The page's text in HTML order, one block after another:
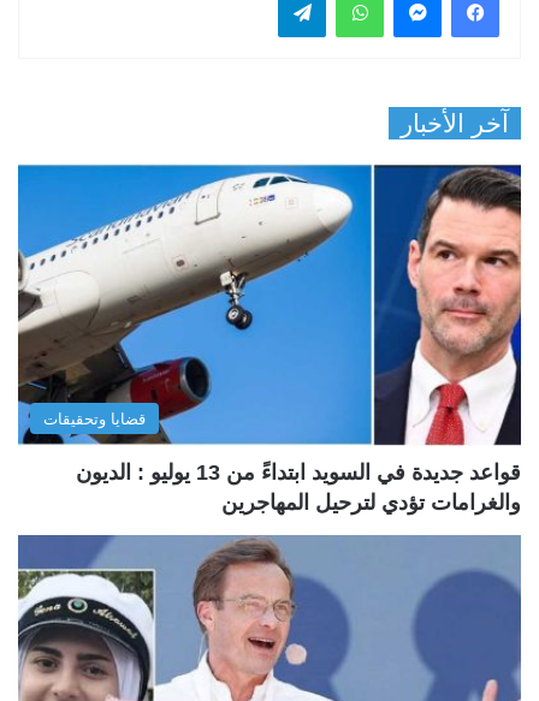
آخر الأخبار
قضايا وتحقيقات
قواعد جديدة في السويد ابتداءً من 13 يوليو : الديون
والغرامات تؤدي لترحيل المهاجرين